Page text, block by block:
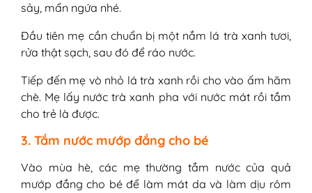
sảy, mẩn ngứa nhé.
Đầu tiên mẹ cần chuẩn bị một nắm lá trà xanh tươi,
rửa thật sạch, sau đó để ráo nước.
Tiếp đến mẹ vò nhỏ lá trà xanh rồi cho vào ấm hãm
chè. Mẹ lấy nước trà xanh pha với nước mát rồi tắm
cho trẻ là được.
3. Tắm nước mướp đắng cho bé
Vào mùa hè, các mẹ thường tắm nước của quả
mướp đắng cho bé để làm mát da và làm dịu rôm